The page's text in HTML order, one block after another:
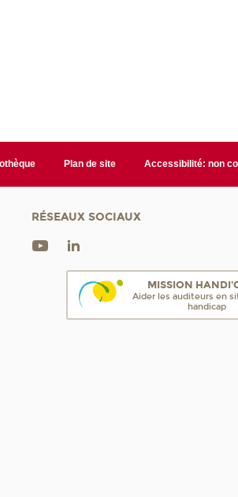
Plan de site Accessibilité: non
RÉSEAUX SOCIAUX
MISSION
Aider les auditeurs en
handicap